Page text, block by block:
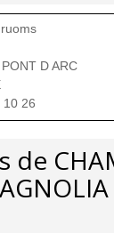
D ARC
10 26
de